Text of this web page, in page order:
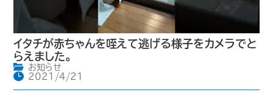
イタチが赤ちゃんを咥えて逃げる様子をカメラでと
らえました。
お知らせ
2021/4/21